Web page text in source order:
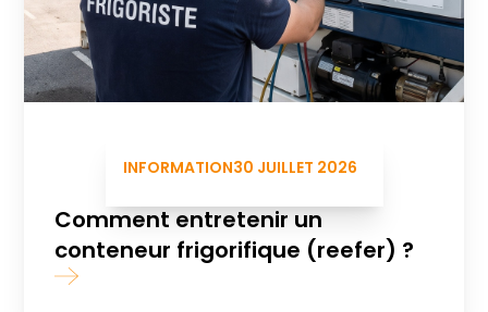
INFORMATION30 JUILLET 2026
Comment entretenir un
conteneur frigorifique (reefer) ?